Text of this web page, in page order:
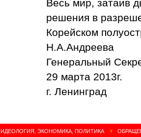
Весь мир, затаив
решения в
Корейском
Н.А.Андреева
Генеральный
29 марта 2013г.
г. Ленинград
ИДЕОЛОГИЯ, ЭКОНОМИКА, ПОЛИТИКА